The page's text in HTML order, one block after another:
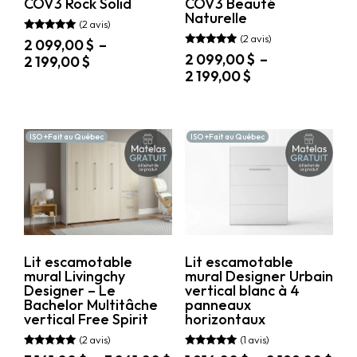
COV3 Rock Solid
Note
5.00
sur 5
(2 avis)
2 099,00$ –
2 199,00$
099,00 $
à
2
199,00 $
plusieurs
variations.
peuvent
être
choisies
sur
page
du
produit
COV3 Beauté
Naturelle
Note
5.00
sur 5
(2 avis)
2 099,00$ –
2 199,00$Plage
099,00 $
2
a
plusieurs
la
page
du
produit
ISO +Fait au Québec
Lit escamotable
mural Livingchy
Designer – Le
Bachelor Multitâche
vertical Free Spirit
Note
(2 avis)
ISO +Fait au Québec
Lit escamotable
mural Designer Urbain
vertical blanc à 4
panneaux
horizontaux
Note
(1 avis)